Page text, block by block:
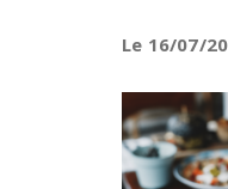
Le 16/07/